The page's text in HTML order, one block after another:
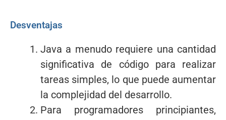
Desventajas
Java a menudo requiere una cantidad
significativa de código para realizar
tareas simples, lo que puede aumentar
la complejidad del desarrollo.
Para programadores principiantes,